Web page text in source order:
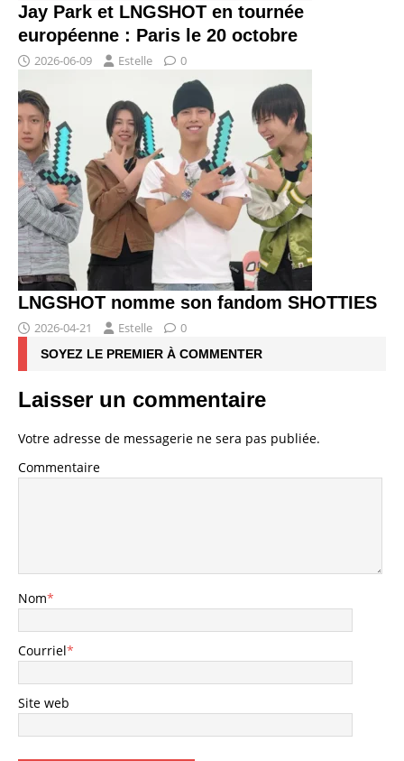
Jay Park et LNGSHOT en tournée
européenne : Paris le 20 octobre
2026-06-09 Estelle 0
LNGSHOT nomme son fandom SHOTTIES
2026-04-21 Estelle 0
SOYEZ LE PREMIER À COMMENTER
Laisser un commentaire
Votre adresse de messagerie ne sera pas publiée.
Commentaire
Nom*
Courriel*
Site web